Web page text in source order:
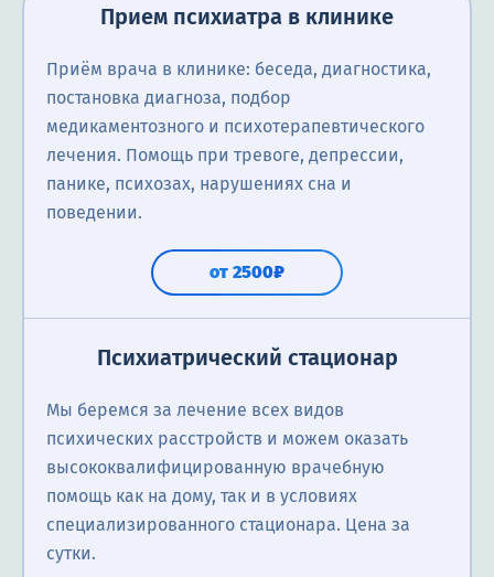
Прием психиатра в клинике
Приём врача в клинике: беседа, диагностика,
постановка диагноза, подбор
медикаментозного и психотерапевтического
лечения. Помощь при тревоге, депрессии,
панике, психозах, нарушениях сна и
поведении.
от 2500₽
Психиатрический стационар
Мы беремся за лечение всех видов
психических расстройств и можем оказать
высококвалифицированную врачебную
помощь как на дому, так и в условиях
специализированного стационара. Цена за
сутки.